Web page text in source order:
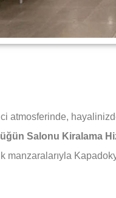
atmosferinde,
Salonu Kiralama
manzaralarıyla